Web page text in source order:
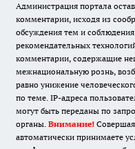
Администрация портала
комментарии, исходя из
обсуждения тем и
рекомендательных
комментарии, содержащие
межнациональную рознь,
равно унижение
по теме. IP-адреса
могут быть переданы по
органы. Внимание!
автоматически принимаете